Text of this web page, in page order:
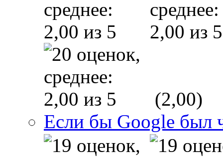
(2,00)
Если бы Google был